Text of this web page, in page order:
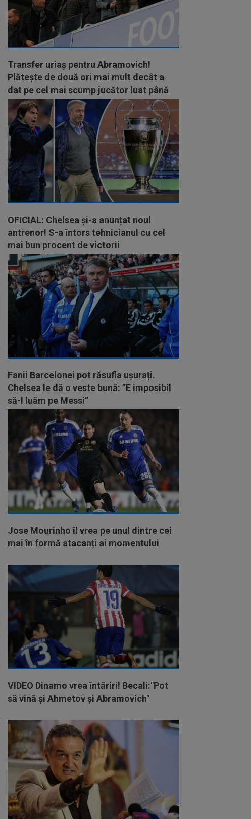
Transfer uriaş pentru Abramovich!
Plăteşte de două ori mai mult decât a
dat pe cel mai scump jucător luat până
acum
OFICIAL: Chelsea și-a anunțat noul
antrenor! S-a întors tehnicianul cu cel
mai bun procent de victorii
Fanii Barcelonei pot răsufla ușurați.
Chelsea le dă o veste bună: ”E imposibil
să-l luăm pe Messi”
Jose Mourinho îl vrea pe unul dintre cei
mai în formă atacanți ai momentului
VIDEO Dinamo vrea întăriri! Becali:"Pot
să vină și Ahmetov și Abramovich"